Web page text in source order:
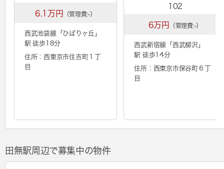
6.1万円 （管理費:-）
西武池袋線「 ひばりヶ丘 」
駅 徒歩18分
住所：西東京市住吉町１丁
目
102
6万円 （管理費:-）
西武新宿線「 西武柳沢 」
駅 徒歩14分
住所：西東京市保谷町６丁
目
田無駅周辺で募集中の物件